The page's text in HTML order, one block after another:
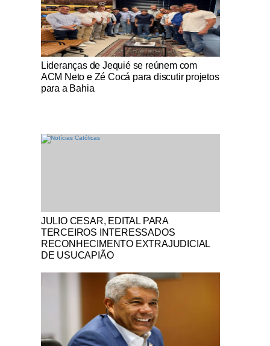
Notícias Católicas
Lideranças de Jequié se reúnem com
ACM Neto e Zé Cocá para discutir projetos
para a Bahia
Notícias Católicas
JULIO CESAR, EDITAL PARA
TERCEIROS INTERESSADOS
RECONHECIMENTO EXTRAJUDICIAL
DE USUCAPIÃO